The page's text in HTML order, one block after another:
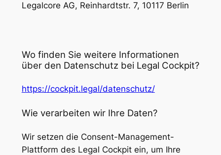
Legalcore AG, Reinhardtstr. 7, 10117 Berlin
Wo finden Sie weitere Informationen
über den Datenschutz bei Legal Cockpit?
https://cockpit.legal/datenschutz/
Wie verarbeiten wir Ihre Daten?
Wir setzen die Consent-Management-
Plattform des Legal Cockpit ein, um Ihre